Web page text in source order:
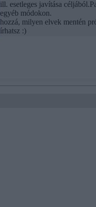
ill. esetleges javítása
egyéb módokon. Írj
hozzá, milyen elvek mentén
írhatsz :)